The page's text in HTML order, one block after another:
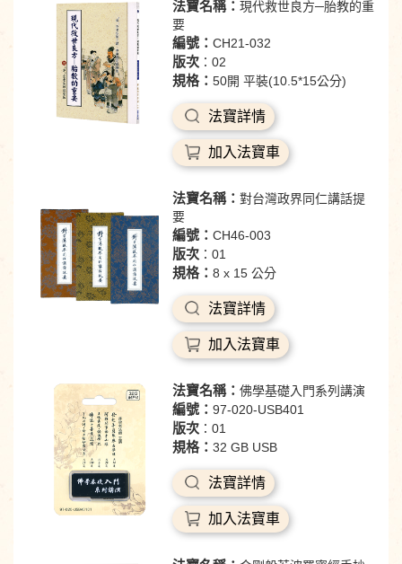
法寶名稱： 現代救世良方─胎教的重
要
編號： CH21-032
版次：02
規格： 50開 平裝(10.5*15公分)
法寶詳情
加入法寶車
法寶名稱： 對台灣政界同仁講話提
要
編號： CH46-003
版次：01
規格： 8 x 15 公分
法寶詳情
加入法寶車
法寶名稱： 佛學基礎入門系列講演
編號： 97-020-USB401
版次：01
規格： 32 GB USB
法寶詳情
加入法寶車